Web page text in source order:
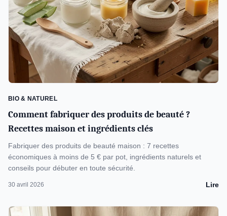
BIO & NATUREL
Comment fabriquer des produits de beauté ?
Recettes maison et ingrédients clés
Fabriquer des produits de beauté maison : 7 recettes
économiques à moins de 5 € par pot, ingrédients naturels et
conseils pour débuter en toute sécurité.
30 avril 2026 Lire